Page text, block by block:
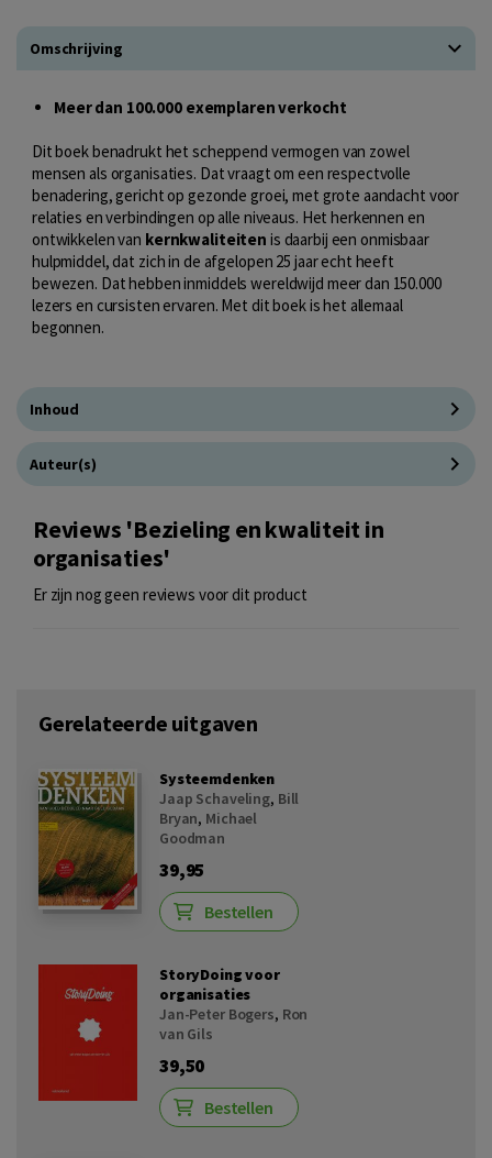
Omschrijving
Meer dan 100.000 exemplaren verkocht
Dit boek benadrukt het scheppend vermogen van zowel
mensen als organisaties. Dat vraagt om een respectvolle
benadering, gericht op gezonde groei, met grote aandacht voor
relaties en verbindingen op alle niveaus. Het herkennen en
ontwikkelen van kernkwaliteiten is daarbij een onmisbaar
hulpmiddel, dat zich in de afgelopen 25 jaar echt heeft
bewezen. Dat hebben inmiddels wereldwijd meer dan 150.000
lezers en cursisten ervaren. Met dit boek is het allemaal
begonnen.
Inhoud
Auteur(s)
Reviews 'Bezieling en kwaliteit in
organisaties'
Er zijn nog geen reviews voor dit product
Gerelateerde uitgaven
Systeemdenken
Jaap Schaveling, Bill
Bryan, Michael
Goodman
39,95
Bestellen
StoryDoing voor
organisaties
Jan-Peter Bogers, Ron
van Gils
39,50
Bestellen